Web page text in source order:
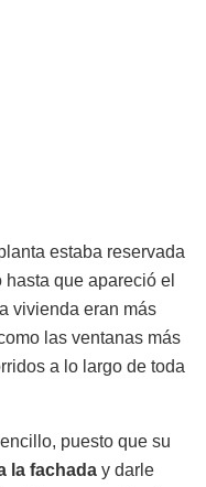
estaba reservada
que apareció el
vivienda eran más
las ventanas más
a lo largo de toda
puesto que su
la fachada y darle